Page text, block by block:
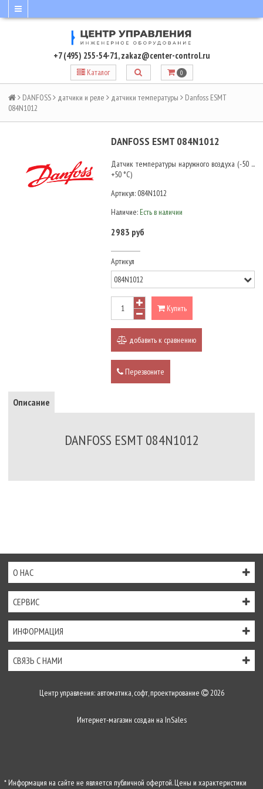
+7 (495) 255-54-71,zakaz@center-control.ru
Каталог 0
DANFOSS датчики и реле датчики температуры
Danfoss ESMT
084N1012
DANFOSS ESMT 084N1012
Датчик температуры наружного воздуха (-50 ...
+50 °С)
Артикул: 084N1012
Наличие: Есть в наличии
2983 руб
Артикул
Купить
добавить к сравнению
Перезвоните
Описание
DANFOSS ESMT 084N1012
О НАС
СЕРВИС
ИНФОРМАЦИЯ
СВЯЗЬ С НАМИ
Центр управления: автоматика, софт, проектирование 2026
Интернет-магазин создан на InSales
* Информация на сайте не является публичной офертой. Цены и характеристики